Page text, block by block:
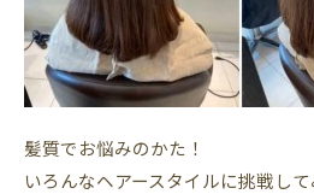
髪質でお悩みのかた！
いろんなヘアースタイルに挑戦して